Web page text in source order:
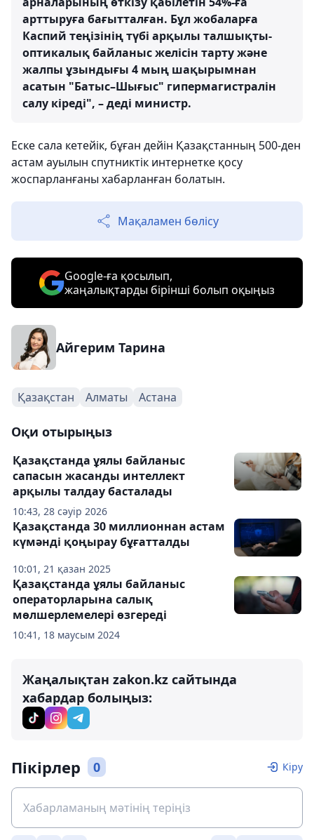
арттыруға бағытталған. Бұл жобаларға
Каспий теңізінің түбі арқылы талшықты-
оптикалық байланыс желісін тарту және
жалпы ұзындығы 4 мың шақырымнан
асатын "Батыс–Шығыс" гипермагистралін
салу кіреді", – деді министр.
Еске сала кетейік, бұған дейін Қазақстанның 500-ден
астам ауылын спутниктік интернетке қосу
жоспарланғаны хабарланған болатын.
Мақаламен бөлісу
Google-ға қосылып,
жаңалықтарды бірінші болып оқыңыз
Айгерим Тарина
Қазақстан Алматы Астана
Оқи отырыңыз
10:43, 28 сәуір 2026
Қазақстанда ұялы байланыс
сапасын жасанды интеллект
арқылы талдау басталады
10:01, 21 қазан 2025
Қазақстанда 30 миллионнан астам
күмәнді қоңырау бұғатталды
10:41, 18 маусым 2024
Қазақстанда ұялы байланыс
операторларына салық
мөлшерлемелері өзгереді
Жаңалықтан zakon.kz сайтында
хабардар болыңыз:
Пікірлер 0 Кіру